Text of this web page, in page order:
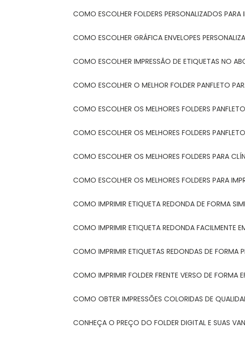
COMO ESCOLHER FOLDERS PERSONALIZADOS
COMO ESCOLHER GRÁFICA ENVELOPES
COMO ESCOLHER IMPRESSÃO DE ETIQUETAS NO
COMO ESCOLHER O MELHOR FOLDER PANFLETO
COMO ESCOLHER OS MELHORES FOLDERS
COMO ESCOLHER OS MELHORES FOLDERS
COMO ESCOLHER OS MELHORES FOLDERS PARA
COMO ESCOLHER OS MELHORES FOLDERS PARA
COMO IMPRIMIR ETIQUETA REDONDA DE FORMA
COMO IMPRIMIR ETIQUETA REDONDA FACILMENTE
COMO IMPRIMIR ETIQUETAS REDONDAS DE FORMA
COMO IMPRIMIR FOLDER FRENTE VERSO DE FORMA
COMO OBTER IMPRESSÕES COLORIDAS DE
CONHEÇA O PREÇO DO FOLDER DIGITAL E SUAS